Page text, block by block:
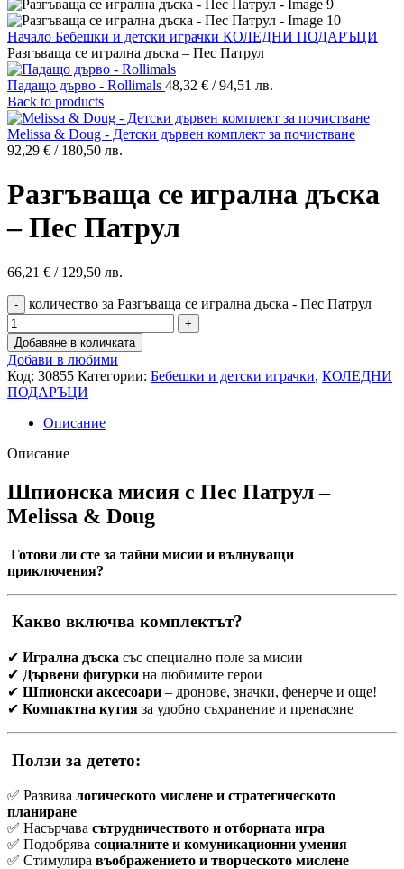
Начало Бебешки и детски играчки КОЛЕДНИ ПОДАРЪЦИ
Разгъваща се игрална дъска – Пес Патрул
Падащо дърво - Rollimals 48,32 € / 94,51 лв.
Back to products
Melissa & Doug - Детски дървен комплект за почистване
92,29 € / 180,50 лв.
Разгъваща се игрална дъска
– Пес Патрул
66,21 € / 129,50 лв.
количество за Разгъваща се игрална дъска - Пес Патрул
Добавяне в количката
Добави в любими
Код: 30855 Категории: Бебешки и детски играчки, КОЛЕДНИ
ПОДАРЪЦИ
Описание
Описание
Шпионска мисия с Пес Патрул –
Melissa & Doug
Готови ли сте за тайни мисии и вълнуващи
приключения?
Какво включва комплектът?
✔ Игрална дъска със специално поле за мисии
✔ Дървени фигурки на любимите герои
✔ Шпионски аксесоари – дронове, значки, фенерче и още!
✔ Компактна кутия за удобно съхранение и пренасяне
Ползи за детето:
✅ Развива логическото мислене и стратегическото
планиране
✅ Насърчава сътрудничеството и отборната игра
✅ Подобрява социалните и комуникационни умения
✅ Стимулира въображението и творческото мислене